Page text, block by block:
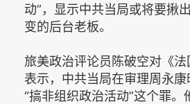
动”，显示中共当局或将要揪
变的后台老板。
旅美政治评论员陈破空对《法
表示，中共当局在审理周永
“搞非组织政治活动”这个罪。